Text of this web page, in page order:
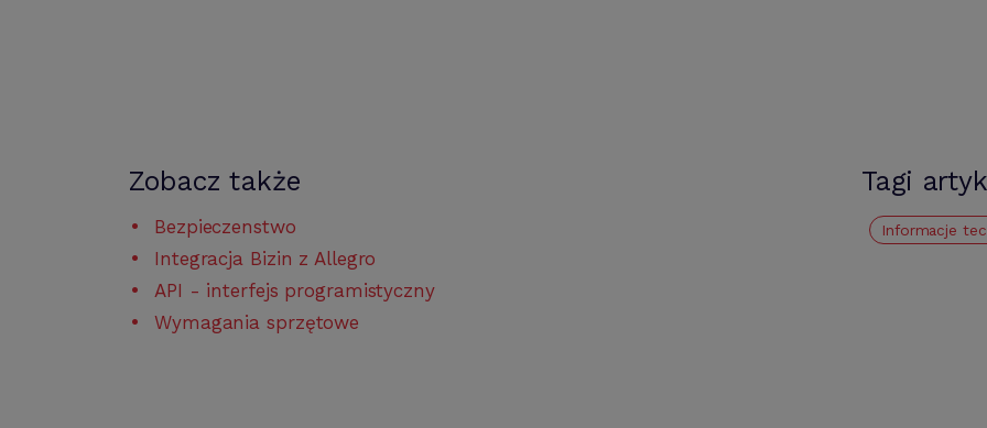
Zobacz także
Bezpieczenstwo
Integracja Bizin z Allegro
API - interfejs programistyczny
Wymagania sprzętowe
Tagi
Informacje